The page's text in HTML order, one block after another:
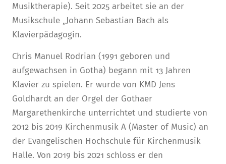
Musiktherapie). Seit 2025 arbeitet sie an der
Musikschule „Johann Sebastian Bach als
Klavierpädagogin.
Chris Manuel Rodrian (1991 geboren und
aufgewachsen in Gotha) begann mit 13 Jahren
Klavier zu spielen. Er wurde von KMD Jens
Goldhardt an der Orgel der Gothaer
Margarethenkirche unterrichtet und studierte von
2012 bis 2019 Kirchenmusik A (Master of Music) an
der Evangelischen Hochschule für Kirchenmusik
Halle. Von 2019 bis 2021 schloss er den